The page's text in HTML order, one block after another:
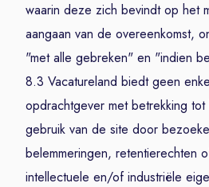
waarin deze zich bevindt op het
aangaan van de overeenkomst,
"met alle gebreken" en "indien
8.3 Vacatureland biedt geen
opdrachtgever met betrekking
gebruik van de site door
belemmeringen, retentierechten
intellectuele en/of industriële